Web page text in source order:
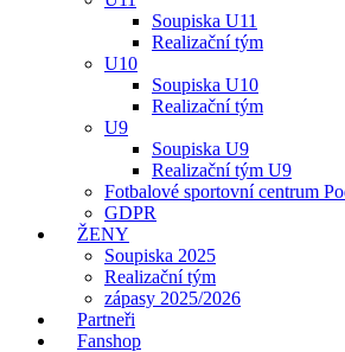
Soupiska U11
Realizační tým
U10
Soupiska U10
Realizační tým
U9
Soupiska U9
Realizační tým U9
Fotbalové sportovní centrum
GDPR
ŽENY
Soupiska 2025
Realizační tým
zápasy 2025/2026
Partneři
Fanshop